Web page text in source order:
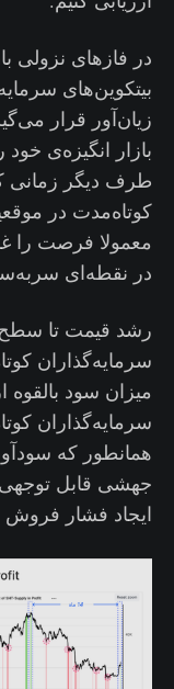
بیتکوین‌های
زیان‌آور قرار
بازار انگیزه‌ی
کوتاه‌مدت در
معمولا فرصت را
در نقطه‌ای
سرمایه‌گذاران
همانطور که
جهشی قابل توجهی
ایجاد فشار فروش